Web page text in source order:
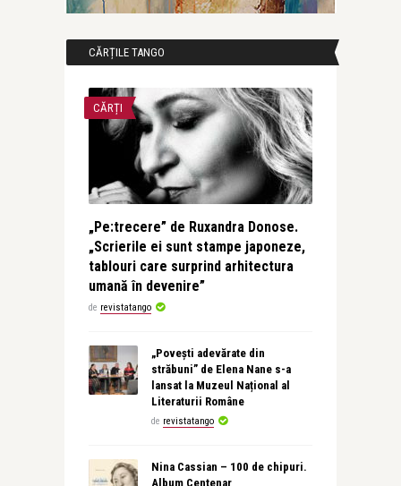
CĂRȚILE TANGO
CĂRȚI
„Pe:trecere” de Ruxandra Donose.
„Scrierile ei sunt stampe japoneze,
tablouri care surprind arhitectura
umană în devenire”
de revistatango
„Povești adevărate din
străbuni” de Elena Nane s-a
lansat la Muzeul Național al
Literaturii Române
de revistatango
Nina Cassian – 100 de chipuri.
Album Centenar